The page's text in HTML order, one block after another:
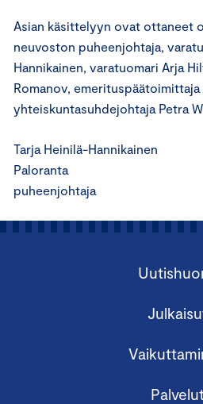
Asian käsittelyyn ovat ottaneet
neuvoston puheenjohtaja,
Hannikainen, varatuomari Arja
Romanov, emerituspäätoimittaja
yhteiskuntasuhdejohtaja Petra
Tarja Heinilä-
Paloranta